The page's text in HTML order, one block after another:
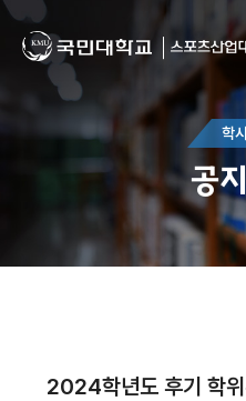
학
공
2024학년도 후기 학위